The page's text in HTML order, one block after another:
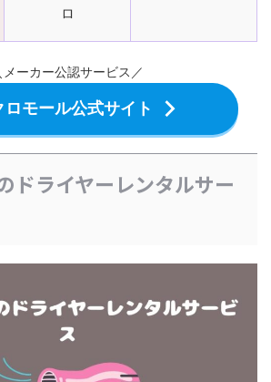
ロ
メーカー公認サービス／
ロモール公式サイト
ドライヤーレンタルサー